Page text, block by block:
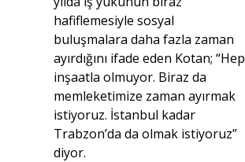
hafiflemesiyle sosyal
buluşmalara daha fazla zaman
ayırdığını ifade eden Kotan; “Hep
inşaatla olmuyor. Biraz da
memleketimize zaman ayırmak
istiyoruz. İstanbul kadar
Trabzon’da da olmak istiyoruz”
diyor.